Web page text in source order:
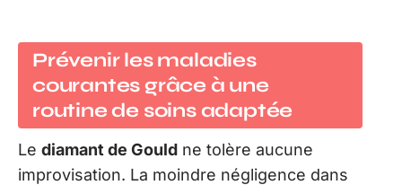
Prévenir les maladies
courantes grâce à une
routine de soins adaptée
Le diamant de Gould ne tolère aucune
improvisation. La moindre négligence dans